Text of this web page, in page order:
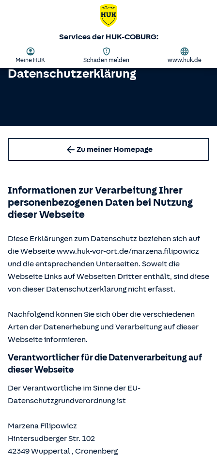
Services der HUK-COBURG:
Meine HUK Schaden melden www.huk.de
Datenschutzerklärung
Zu meiner Homepage
Informationen zur Verarbeitung Ihrer
personenbezogenen Daten bei Nutzung
dieser Webseite
Diese Erklärungen zum Datenschutz beziehen sich auf
die Webseite www.huk-vor-ort.de/marzena.filipowicz
und die entsprechenden Unterseiten. Soweit die
Webseite Links auf Webseiten Dritter enthält, sind diese
von dieser Datenschutzerklärung nicht erfasst.
Nachfolgend können Sie sich über die verschiedenen
Arten der Datenerhebung und Verarbeitung auf dieser
Webseite informieren.
Verantwortlicher für die Datenverarbeitung auf
dieser Webseite
Der Verantwortliche im Sinne der EU-
Datenschutzgrundverordnung ist
Marzena Filipowicz
Hintersudberger Str. 102
42349Wuppertal , Cronenberg